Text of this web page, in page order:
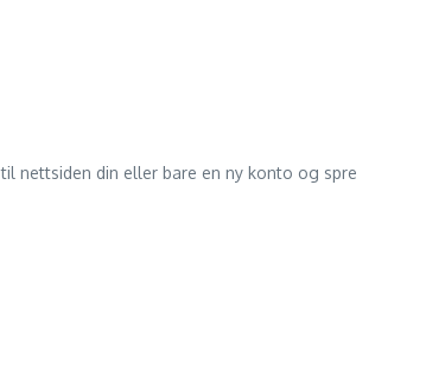
nettsiden din eller bare en ny konto og spre